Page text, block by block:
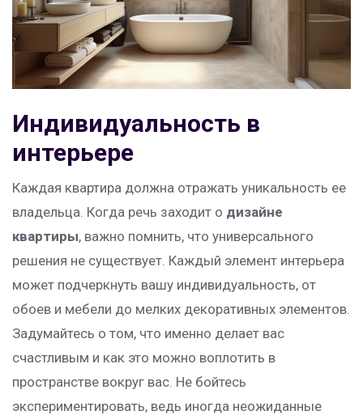
Индивидуальность в
интерьере
Каждая квартира должна отражать уникальность ее
владельца. Когда речь заходит о дизайне
квартиры, важно помнить, что универсального
решения не существует. Каждый элемент интерьера
может подчеркнуть вашу индивидуальность, от
обоев и мебели до мелких декоративных элементов.
Задумайтесь о том, что именно делает вас
счастливым и как это можно воплотить в
пространстве вокруг вас. Не бойтесь
экспериментировать, ведь иногда неожиданные